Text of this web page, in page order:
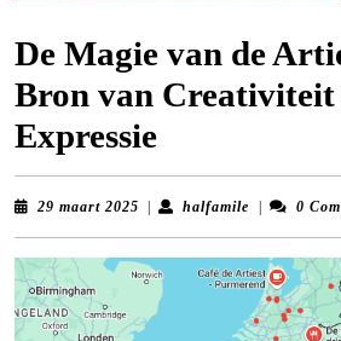
De Magie van de
Bron van Creativiteit
Expressie
29 maart 2025 29
halfamile halfamile
0